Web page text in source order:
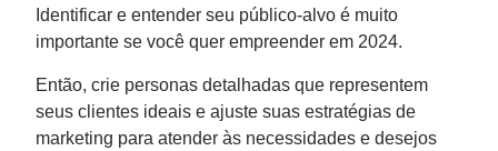
Identificar e entender seu público-alvo é muito
importante se você quer empreender em 2024.
Então, crie personas detalhadas que representem
seus clientes ideais e ajuste suas estratégias de
marketing para atender às necessidades e desejos